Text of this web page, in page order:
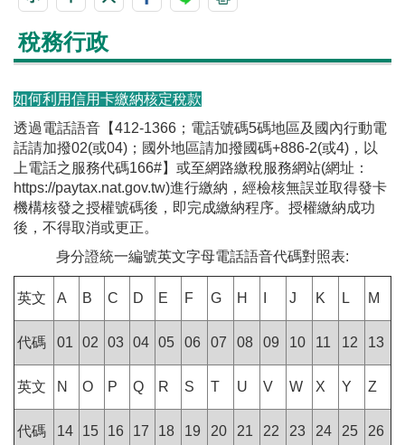
稅務行政
如何利用信用卡繳納核定稅款
透過電話語音【412-1366；電話號碼5碼地區及國內行動電
話請加撥02(或04)；國外地區請加撥國碼+886-2(或4)，以
上電話之服務代碼166#】或至網路繳稅服務網站(網址：
https://paytax.nat.gov.tw)進行繳納，經檢核無誤並取得發卡
機構核發之授權號碼後，即完成繳納程序。授權繳納成功
後，不得取消或更正。
身分證統一編號英文字母電話語音代碼對照表:
英文 A B C D E F G H J K L M
代碼 01 02 03 04 05 06 07 08 09 10 11 12 13
英文 N O P Q R S T U V W X Y Z
代碼 14 15 16 17 18 19 20 21 22 23 24 25 26